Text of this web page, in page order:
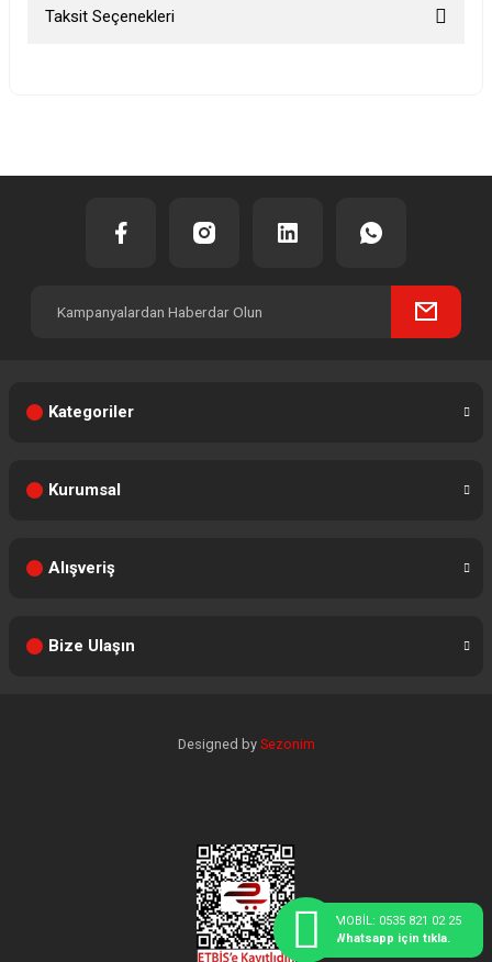
Taksit Seçenekleri
Kategoriler
Kurumsal
Alışveriş
Bize Ulaşın
Designed by Sezonim
MOBİL: 0535 821 02 25
Whatsapp için tıkla.